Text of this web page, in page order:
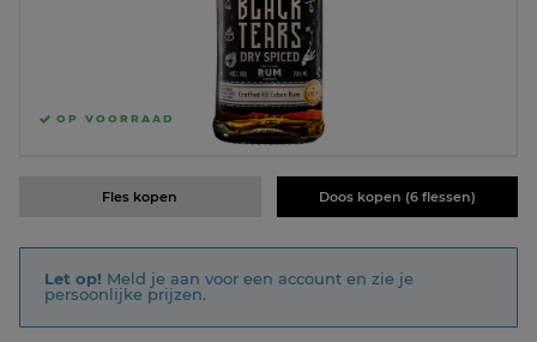
OP VOORRAAD
Fles kopen Doos kopen (6 flessen)
Let op! Meld je aan voor een account en zie je
persoonlijke prijzen.